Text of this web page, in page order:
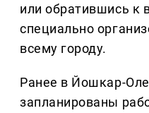
или обратившись к
специально
всему городу.
Ранее в Йошкар-
запланированы